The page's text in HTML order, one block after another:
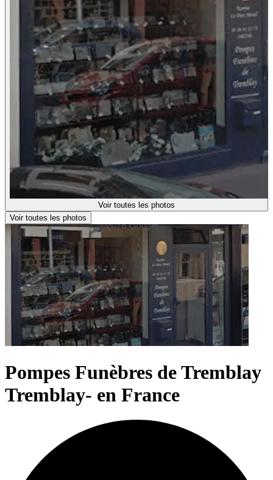
Voir toutes les photos
Voir toutes les photos
Pompes Funèbres de Tremblay
Tremblay- en France